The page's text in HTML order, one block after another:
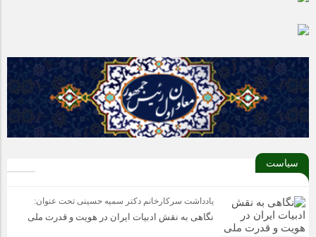
نگاهی به نقش ادبیات ایران در هویت و قدرت ملی
سیاست
یادداشت سرکارخانم دکتر سمیه حسینی تحت عنوان:
نگاهی به نقش ادبیات ایران در هویت و قدرت ملی